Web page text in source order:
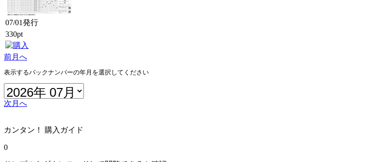
07/01発行
330pt
前月へ
表示するバックナンバーの年月を選択してください
次月へ
カンタン！ 購入ガイド
0